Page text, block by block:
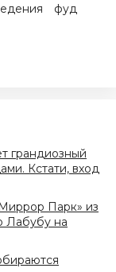
фуд
грандиозный
Кстати, вход
Парк» из
Лабубу на